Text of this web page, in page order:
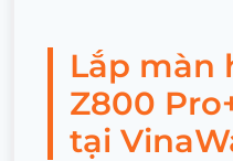
Lắp màn
Z800
tại